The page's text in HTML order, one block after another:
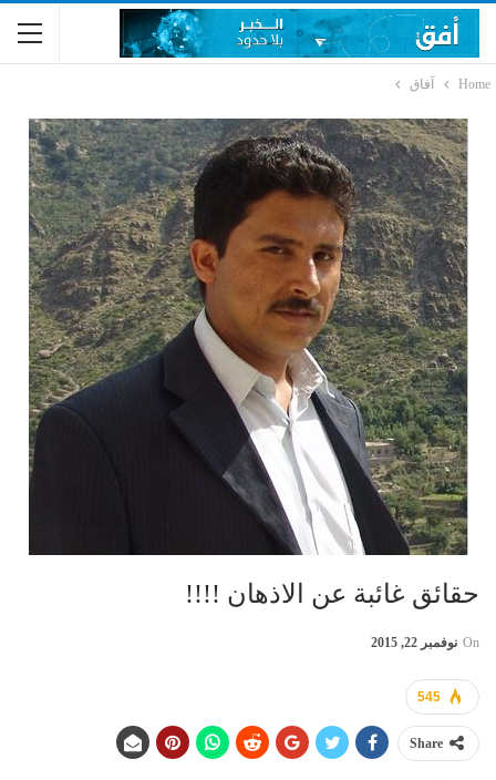
Home آفاق
حقائق غائبة عن الاذهان !!!!
On نوفمبر 22, 2015
545
Share